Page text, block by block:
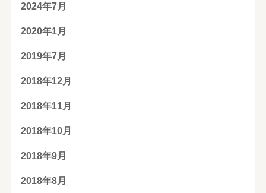
2024年7月
2020年1月
2019年7月
2018年12月
2018年11月
2018年10月
2018年9月
2018年8月